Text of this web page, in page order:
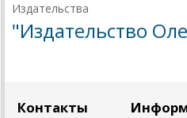
Издательства
"Издательство
Контакты